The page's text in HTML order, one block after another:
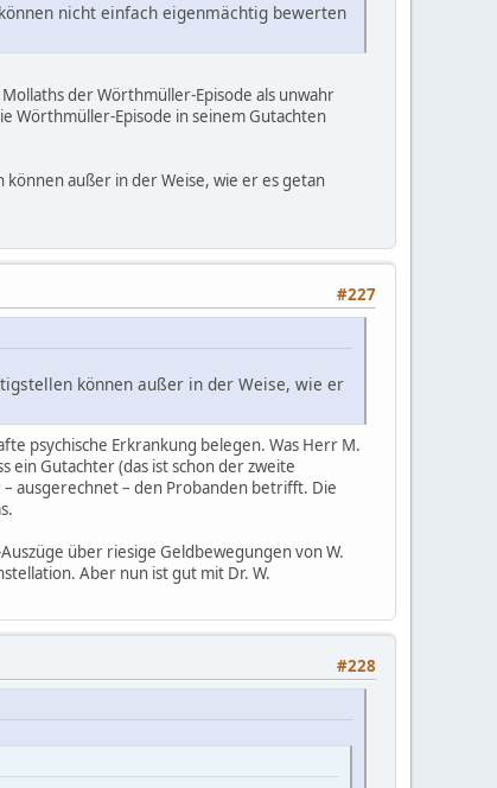
nicht einfach eigenmächtig bewerten
der Wörthmüller-Episode als unwahr
Wörthmüller-Episode in seinem Gutachten
können außer in der Weise, wie er es getan
#227
können außer in der Weise, wie er
psychische Erkrankung belegen. Was Herr M.
ein Gutachter (das ist schon der zweite
ausgerechnet – den Probanden betrifft. Die
über riesige Geldbewegungen von W.
Aber nun ist gut mit Dr. W.
#228